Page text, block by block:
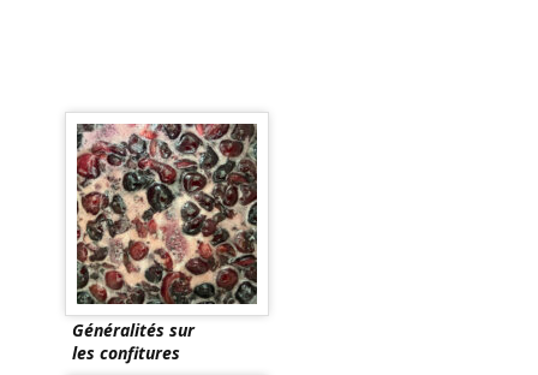
Généralités sur
les confitures